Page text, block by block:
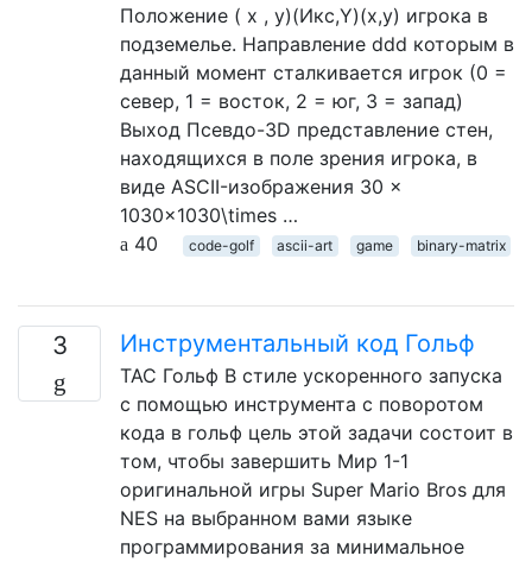
Положение ( х , у)(Икс,Y)(x,y) игрока в
подземелье. Направление ddd которым в
данный момент сталкивается игрок (0 =
север, 1 = восток, 2 = юг, 3 = запад)
Выход Псевдо-3D представление стен,
находящихся в поле зрения игрока, в
виде ASCII-изображения 30 ×
1030×1030\times …
40
code-golf ascii-art game binary-matrix
3 Инструментальный код Гольф
ТАС Гольф В стиле ускоренного запуска
с помощью инструмента с поворотом
кода в гольф цель этой задачи состоит в
том, чтобы завершить Мир 1-1
оригинальной игры Super Mario Bros для
NES на выбранном вами языке
программирования за минимальное